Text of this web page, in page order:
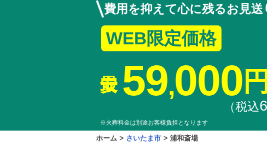
費用を抑えて心に残るお見送
WEB限定価格
59,000
（税込
※火葬料金は別途お客様負担となります
ホーム > さいたま市 > 浦和斎場